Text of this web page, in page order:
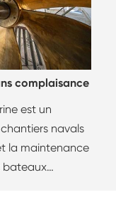
complaisance
est un
navals
la maintenance
bateaux